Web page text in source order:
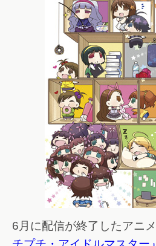
6月に配信が終了したアニメ